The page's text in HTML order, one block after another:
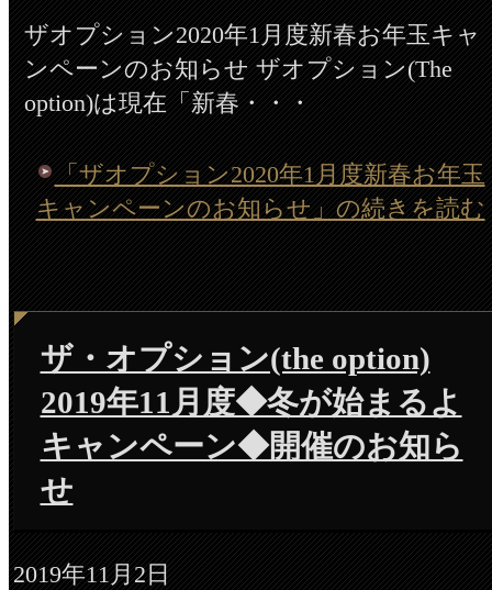
ザオプション2020年1月度新春お年玉キャ
ンペーンのお知らせ ザオプション(The
option)は現在「新春・・・
「ザオプション2020年1月度新春お年玉
キャンペーンのお知らせ」の続きを読む
ザ・オプション(the option)
2019年11月度◆冬が始まるよ
キャンペーン◆開催のお知ら
せ
2019年11月2日